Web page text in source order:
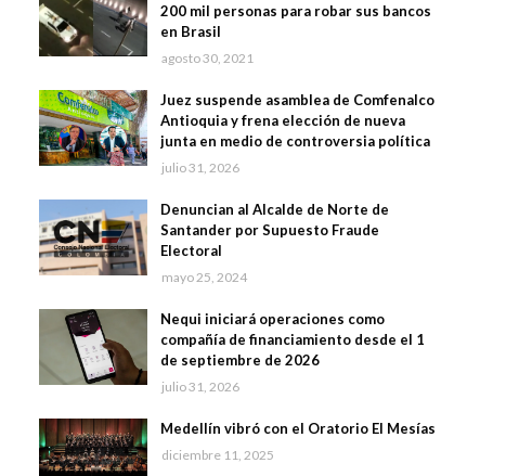
200 mil personas para robar sus bancos
en Brasil
agosto 30, 2021
Juez suspende asamblea de Comfenalco
Antioquia y frena elección de nueva
junta en medio de controversia política
julio 31, 2026
Denuncian al Alcalde de Norte de
Santander por Supuesto Fraude
Electoral
mayo 25, 2024
Nequi iniciará operaciones como
compañía de financiamiento desde el 1
de septiembre de 2026
julio 31, 2026
Medellín vibró con el Oratorio El Mesías
diciembre 11, 2025